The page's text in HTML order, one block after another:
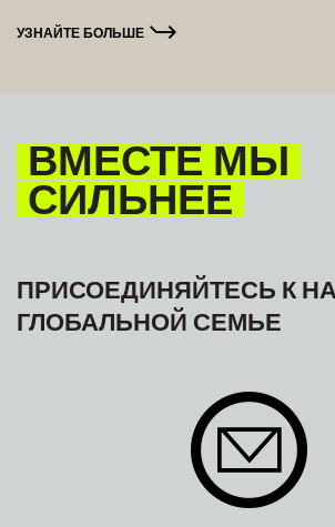
УЗНАЙТЕ БОЛЬШЕ
ВМЕСТЕ МЫ
СИЛЬНЕЕ
ПРИСОЕДИНЯЙТЕСЬ К
ГЛОБАЛЬНОЙ СЕМЬЕ